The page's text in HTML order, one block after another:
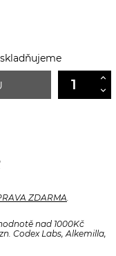
ZDARMA.
nad 1000Kč
Codex Labs, Alkemilla,